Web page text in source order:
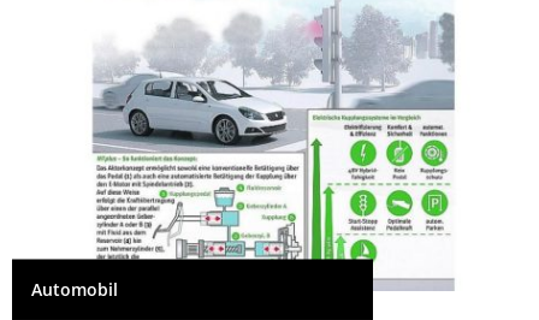
Automobil